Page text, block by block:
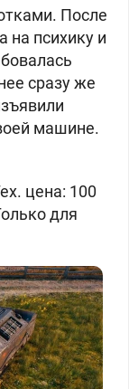
После
на психику и
сразу же
машине.
цена: 100
для